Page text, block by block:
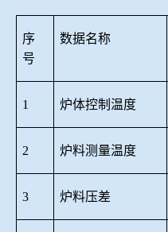
序
号
数据名称
1 炉体控制温度
2 炉料测量温度
3 炉料压差